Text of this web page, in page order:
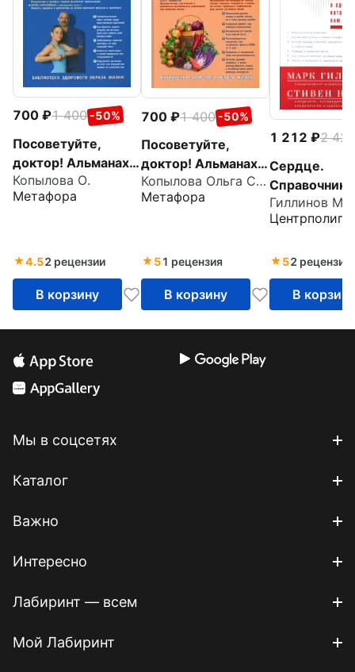
700 1 400 -50%
Посоветуйте,
доктор! Альманах
№7
Копылова О.
Метафора
4.52 рецензии
В корзину
700 1 400 -50%
Посоветуйте,
доктор! Альманах
№6
Копылова Ольга Сергеевна
Метафора
51 рецензия
В корзину
1 212
2 424
Сердце.
Справочник
Гиллинов
52 рецензии
В корзину
Мы в соцсетях
Каталог
Важно
Интересно
Лабиринт — всем
Мой Лабиринт